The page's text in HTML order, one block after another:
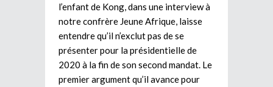
l’enfant de Kong, dans une interview à
notre confrère Jeune Afrique, laisse
entendre qu’il n’exclut pas de se
présenter pour la présidentielle de
2020 à la fin de son second mandat. Le
premier argument qu’il avance pour